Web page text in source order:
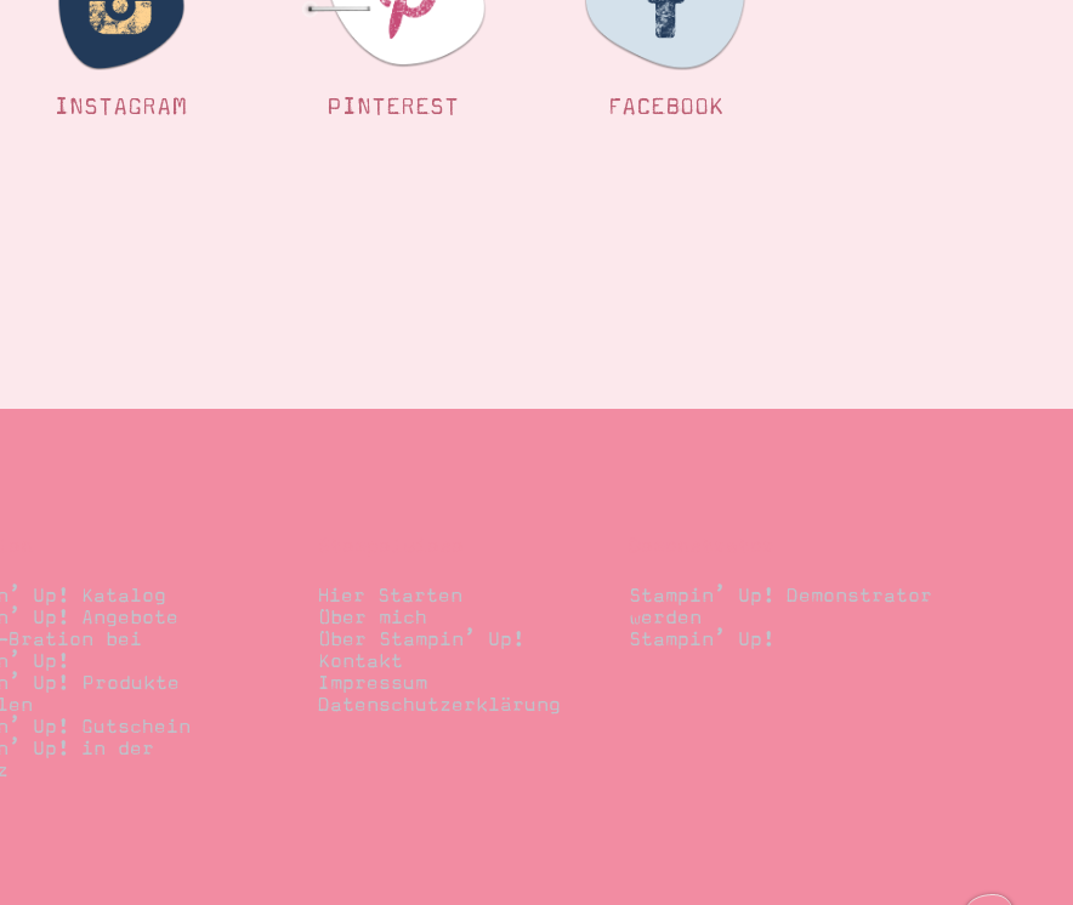
INSTAGRAM PINTEREST FACEBOOK
Up! Katalog
Up! Angebote
Bration bei
Up!
Up! Produkte
Up! Gutschein
Up! in der
Hier Starten
Über mich
Über Stampin’ Up!
Kontakt
Impressum
Datenschutzerklärung
Stampin’ Up! Demonstrator
werden
Stampin’ Up!